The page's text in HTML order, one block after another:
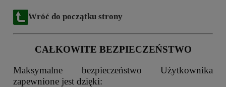
Wróć do początku strony
CAŁKOWITE BEZPIECZEŃSTWO
Maksymalne bezpieczeństwo Użytkownika
zapewnione jest dzięki: